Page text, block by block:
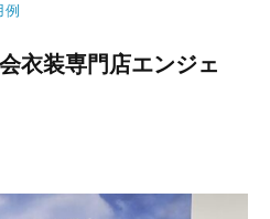
衣装専門店エンジェ